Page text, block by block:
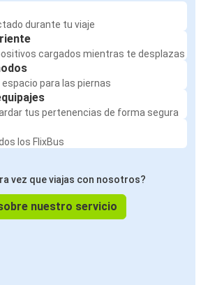
durante tu viaje
cargados mientras te desplazas
para las piernas
tus pertenencias de forma segura
los FlixBus
vez que viajas con nosotros?
nuestro servicio